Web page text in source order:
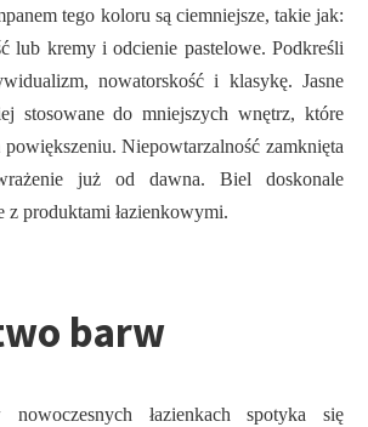
tego koloru są ciemniejsze, takie jak:
lub kremy i odcienie pastelowe. Podkreśli
nowatorskość i klasykę. Jasne
stosowane do mniejszych wnętrz, które
Niepowtarzalność zamknięta
już od dawna. Biel doskonale
z produktami łazienkowymi.
barw
łazienkach spotyka się